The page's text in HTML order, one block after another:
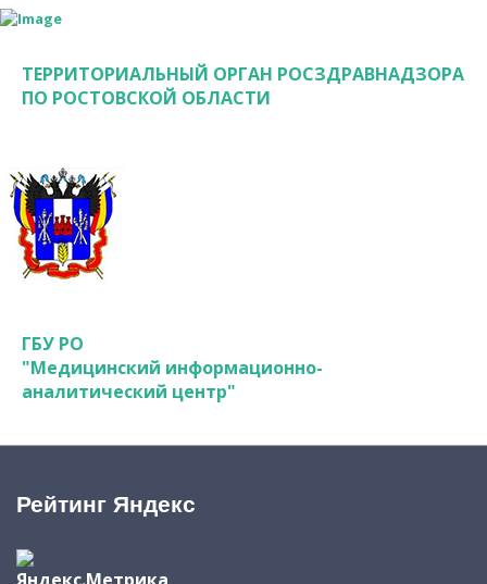
ТЕРРИТОРИАЛЬНЫЙ ОРГАН РОСЗДРАВНАДЗОРА
ПО РОСТОВСКОЙ ОБЛАСТИ
ГБУ РО
"Медицинский информационно-
аналитический центр"
Рейтинг Яндекс